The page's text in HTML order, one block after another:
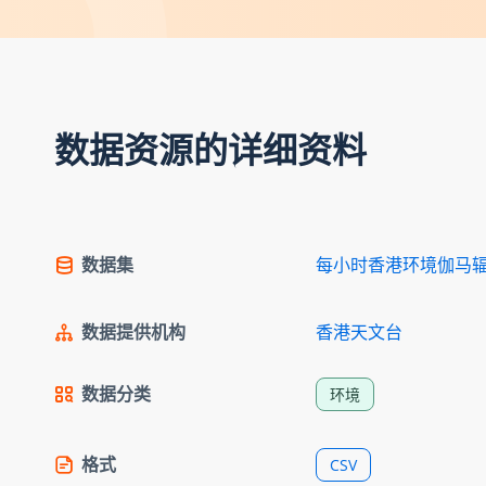
数据资源的详细资料
数据集 每小时香港环境伽马
数据提供机构 香港天文台
数据分类 环境
格式 CSV